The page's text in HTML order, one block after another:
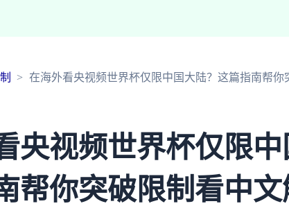
在海外看央视频世界杯仅限中国大陆？这篇指南帮你
央视频世界杯仅限中
帮你突破限制看中